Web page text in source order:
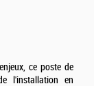
ce poste de
l'installation en